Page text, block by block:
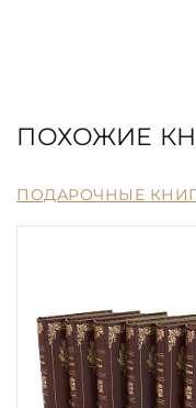
ПОХОЖИЕ
ПОДАРОЧНЫЕ